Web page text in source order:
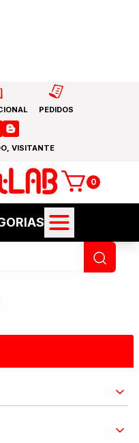
PEDIDOS
VISITANTE
0